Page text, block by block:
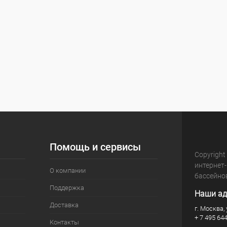
Помощь и сервисы
О компании
Поддержка
Доставка
Контакты
Наши
г. Москва,
+ 7 495